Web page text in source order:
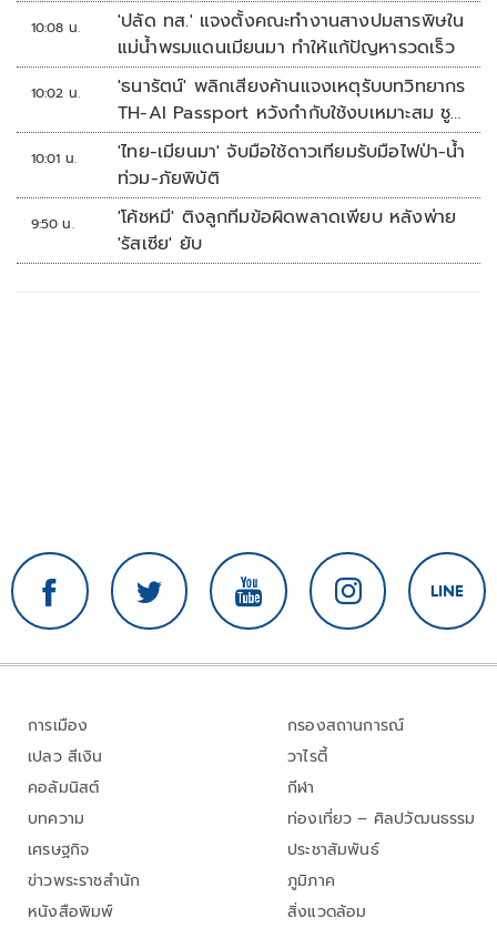
10:08 น.
'ปลัด ทส.' แจงตั้งคณะทำงานสางปมสารพิษใน
แม่น้ำพรมแดนเมียนมา ทำให้แก้ปัญหารวดเร็ว
10:02 น.
'ธนารัตน์' พลิกเสียงค้านแจงเหตุรับบทวิทยากร
TH-AI Passport หวังกำกับใช้งบเหมาะสม ชู
จุดเด่นคนไทยได้ใช้ AI ระดับโปร ลดเหลื่อมล้ำ
ทางเทคโนโลยี เซฟงบไปกว่า900ล้าน เชื่อหาก
ใช้เต็มที่เอกชนขาดทุนย่อยยับ
10:01 น.
'ไทย-เมียนมา' จับมือใช้ดาวเทียมรับมือไฟป่า-น้ำ
ท่วม-ภัยพิบัติ
9:50 น.
'โค้ชหมี' ติงลูกทีมข้อผิดพลาดเพียบ หลังพ่าย
'รัสเซีย' ยับ
การเมือง
เปลว สีเงิน
คอลัมนิสต์
บทความ
เศรษฐกิจ
ข่าวพระราชสำนัก
หนังสือพิมพ์
กรองสถานการณ์
วาไรตี้
กีฬา
ท่องเที่ยว – ศิลปวัฒนธรรม
ประชาสัมพันธ์
ภูมิภาค
สิ่งแวดล้อม